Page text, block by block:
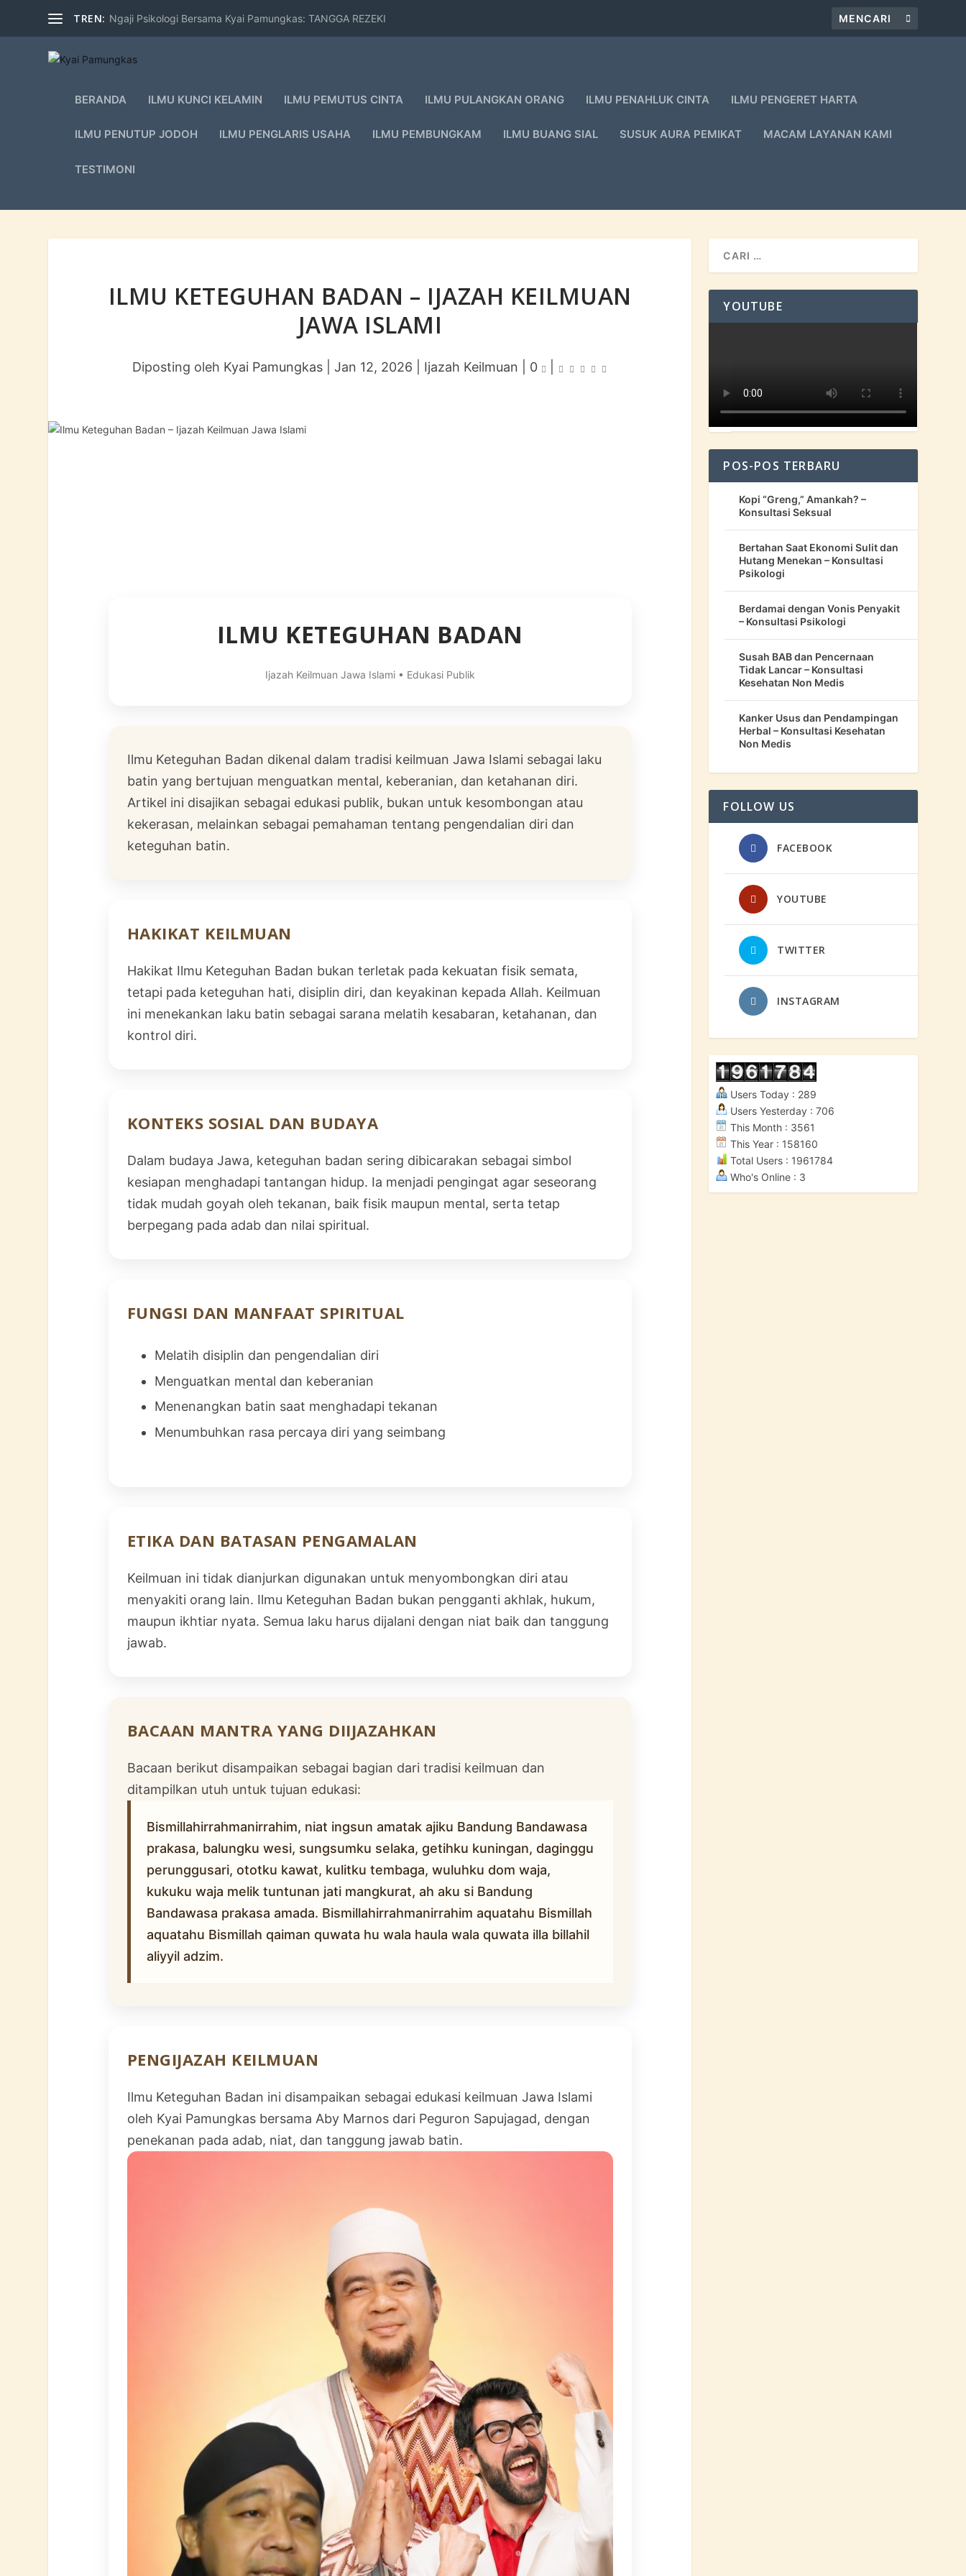
TREN: Ngaji Psikologi Bersama Kyai Pamungkas: TANGGA REZEKI
BERANDA ILMU KUNCI KELAMIN ILMU PEMUTUS CINTA ILMU PULANGKAN ORANG ILMU PENAHLUK CINTA ILMU PENGERET HARTA
ILMU PENUTUP JODOH ILMU PENGLARIS USAHA ILMU PEMBUNGKAM ILMU BUANG SIAL SUSUK AURA PEMIKAT MACAM LAYANAN KAMI
TESTIMONI
ILMU KETEGUHAN BADAN – IJAZAH KEILMUAN
JAWA ISLAMI
Diposting oleh Kyai Pamungkas| Jan 12, 2026 Ijazah Keilmuan 0
ILMU KETEGUHAN BADAN
Ijazah Keilmuan Jawa Islami • Edukasi Publik
Ilmu Keteguhan Badan dikenal dalam tradisi keilmuan Jawa Islami sebagai laku
batin yang bertujuan menguatkan mental, keberanian, dan ketahanan diri.
Artikel ini disajikan sebagai edukasi publik, bukan untuk kesombongan atau
kekerasan, melainkan sebagai pemahaman tentang pengendalian diri dan
keteguhan batin.
HAKIKAT KEILMUAN
Hakikat Ilmu Keteguhan Badan bukan terletak pada kekuatan fisik semata,
tetapi pada keteguhan hati, disiplin diri, dan keyakinan kepada Allah. Keilmuan
ini menekankan laku batin sebagai sarana melatih kesabaran, ketahanan, dan
kontrol diri.
KONTEKS SOSIAL DAN BUDAYA
Dalam budaya Jawa, keteguhan badan sering dibicarakan sebagai simbol
kesiapan menghadapi tantangan hidup. Ia menjadi pengingat agar seseorang
tidak mudah goyah oleh tekanan, baik fisik maupun mental, serta tetap
berpegang pada adab dan nilai spiritual.
FUNGSI DAN MANFAAT SPIRITUAL
Melatih disiplin dan pengendalian diri
Menguatkan mental dan keberanian
Menenangkan batin saat menghadapi tekanan
Menumbuhkan rasa percaya diri yang seimbang
ETIKA DAN BATASAN PENGAMALAN
Keilmuan ini tidak dianjurkan digunakan untuk menyombongkan diri atau
menyakiti orang lain. Ilmu Keteguhan Badan bukan pengganti akhlak, hukum,
maupun ikhtiar nyata. Semua laku harus dijalani dengan niat baik dan tanggung
jawab.
BACAAN MANTRA YANG DIIJAZAHKAN
Bacaan berikut disampaikan sebagai bagian dari tradisi keilmuan dan
ditampilkan utuh untuk tujuan edukasi:
Bismillahirrahmanirrahim, niat ingsun amatak ajiku Bandung Bandawasa
prakasa, balungku wesi, sungsumku selaka, getihku kuningan, daginggu
perunggusari, ototku kawat, kulitku tembaga, wuluhku dom waja,
kukuku waja melik tuntunan jati mangkurat, ah aku si Bandung
Bandawasa prakasa amada. Bismillahirrahmanirrahim aquatahu Bismillah
aquatahu Bismillah qaiman quwata hu wala haula wala quwata illa billahil
aliyyil adzim.
PENGIJAZAH KEILMUAN
Ilmu Keteguhan Badan ini disampaikan sebagai edukasi keilmuan Jawa Islami
oleh Kyai Pamungkas bersama Aby Marnos dari Peguron Sapujagad, dengan
penekanan pada adab, niat, dan tanggung jawab batin.
YOUTUBE
POS-POS TERBARU
Kopi “Greng,” Amankah? –
Konsultasi Seksual
Bertahan Saat Ekonomi Sulit dan
Hutang Menekan – Konsultasi
Psikologi
Berdamai dengan Vonis Penyakit
– Konsultasi Psikologi
Susah BAB dan Pencernaan
Tidak Lancar – Konsultasi
Kesehatan Non Medis
Kanker Usus dan Pendampingan
Herbal – Konsultasi Kesehatan
Non Medis
FOLLOW US
FACEBOOK
YOUTUBE
TWITTER
INSTAGRAM
Users Today : 289
Users Yesterday : 706
This Month : 3561
This Year : 158160
Total Users : 1961784
Who's Online : 3